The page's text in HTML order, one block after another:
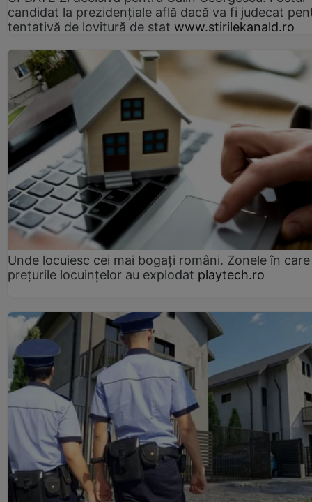
candidat la prezidențiale află dacă va fi judecat
tentativă de lovitură de stat www.stirilekanald.ro
Unde locuiesc cei mai bogați români. Zonele în care
prețurile locuințelor au explodat playtech.ro